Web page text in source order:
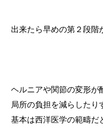
出来たら早めの第２段階
ヘルニアや関節の変形が
局所の負担を減らしたり
基本は西洋医学の範疇だ